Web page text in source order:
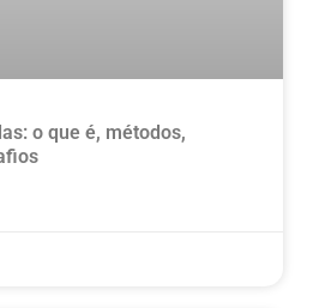
o que é, métodos,